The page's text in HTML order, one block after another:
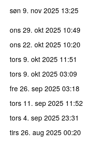
søn 9. nov 2025 13:25
ons 29. okt 2025 10:49
ons 22. okt 2025 10:20
tors 9. okt 2025 11:51
tors 9. okt 2025 03:09
fre 26. sep 2025 03:18
tors 11. sep 2025 11:52
tors 4. sep 2025 23:31
tirs 26. aug 2025 00:20